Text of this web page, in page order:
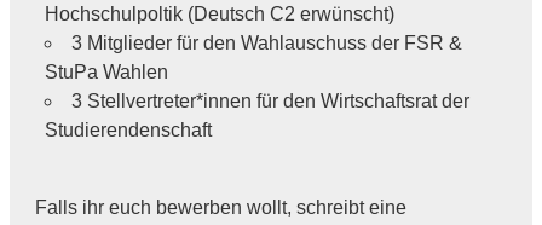
Hochschulpoltik (Deutsch C2 erwünscht)
3 Mitglieder für den Wahlauschuss der FSR &
StuPa Wahlen
3 Stellvertreter*innen für den Wirtschaftsrat der
Studierendenschaft
Falls ihr euch bewerben wollt, schreibt eine